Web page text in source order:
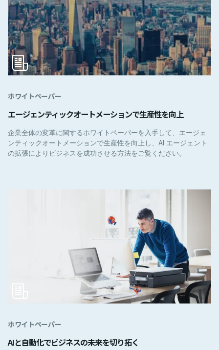
ホワイトペーパー
エージェンティックオートメーションで生産性を向上
企業全体の変革に関するホワイトペーパーを入手して、エージェ
ンティックオートメーションで生産性を向上し、AI エージェント
の拡張によりビジネスを成功させる方法をご覧ください。
ホワイトペーパー
AIと自動化でビジネスの未来を切り拓く